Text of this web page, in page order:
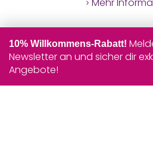
Mehr
10% Willkommens-Rabatt!
Newsletter an und sicher dir
Angebote!